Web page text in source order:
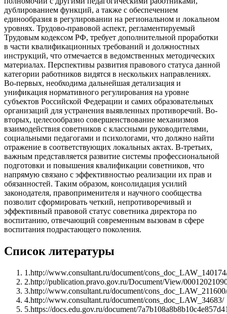
дублированием функций, а также с обеспечением
единообразия в регулировании на региональном и локальном
уровнях. Трудово-правовой аспект, регламентируемый
Трудовым кодексом РФ, требует дополнительной проработки
в части квалификационных требований и должностных
инструкций, что отмечается в ведомственных методических
материалах. Перспективы развития правового статуса данной
категории работников видятся в нескольких направлениях.
Во-первых, необходима дальнейшая детализация и
унификация нормативного регулирования на уровне
субъектов Российской Федерации и самих образовательных
организаций для устранения выявленных противоречий. Во-
вторых, целесообразно совершенствование механизмов
взаимодействия советников с классными руководителями,
социальными педагогами и психологами, что должно найти
отражение в соответствующих локальных актах. В-третьих,
важным представляется развитие системы профессиональной
подготовки и повышения квалификации советников, что
напрямую связано с эффективностью реализации их прав и
обязанностей. Таким образом, консолидация усилий
законодателя, правоприменителя и научного сообщества
позволит сформировать четкий, непротиворечивый и
эффективный правовой статус советника директора по
воспитанию, отвечающий современным вызовам в сфере
воспитания подрастающего поколения.
Список литературы
1 .http://www.consultant.ru/document/
2.http://publication.pravo.gov.ru/Document/View/
3.http://www.consultant.ru/document/cons_doc_LAW_211600/
4.http://www.consultant.ru/document/cons_doc_LAW_34683/
5.https://docs.edu.gov.ru/document/